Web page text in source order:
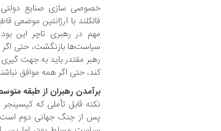
خصوصی سازی صنایع دولتی،
فالکلند با آرژانتین موضعی
مهم در رهبری تاچر این
سیاست‌ها بازنگشت، حتی
رهبر مقتدر باید به جهت
کند، حتی اگر همه موافق
برآمدن رهبران از طبقه
نکته قابل تأملی که
پس از جنگ جهانی دوم